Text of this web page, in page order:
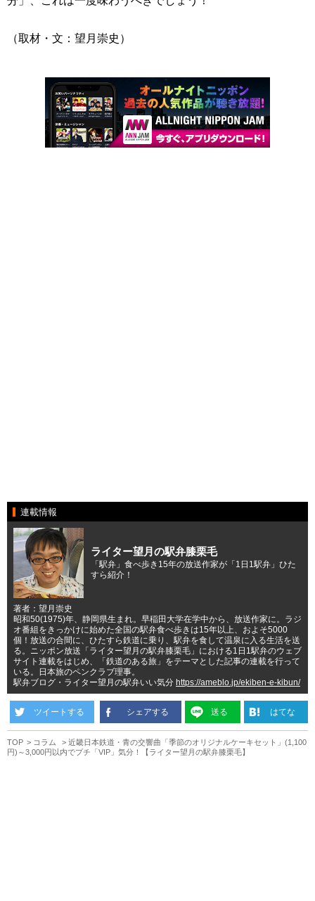
（取材・文：望月崇史）
連載情報
ライター望月の駅弁膝栗毛
「駅弁」食べ歩き15年の放送作家が「1日1駅弁」ひた
すら紹介！
著者：望月崇史
昭和50(1975)年、静岡県生まれ。早稲田大学在学中から、放送作家に。ラジ
オ番組をきっかけに始めた全国の駅弁食べ歩きは15年以上、およそ5000
個！放送の合間に、ひたすら鉄道に乗り、駅弁を食して温泉に入る生活を送
る。ニッポン放送「ライター望月の駅弁膝栗毛」における1日1駅弁のウェブ
サイト連載をはじめ、「鉄道のある旅」をテーマとした記事の連載を行って
いる。日本旅のペンクラブ理事。
駅弁ブログ・ライター望月の駅弁いい気分 https://ameblo.jp/ekiben-e-kibun/
ツイートする シェアする 送る はてな
TOP コラム
近畿日本鉄道・青の交響曲「季節のオリジナルケーキセット」(1,100
円)～3,000円以内でプチ「VIP」気分！【ライター望月の駅弁膝栗毛】